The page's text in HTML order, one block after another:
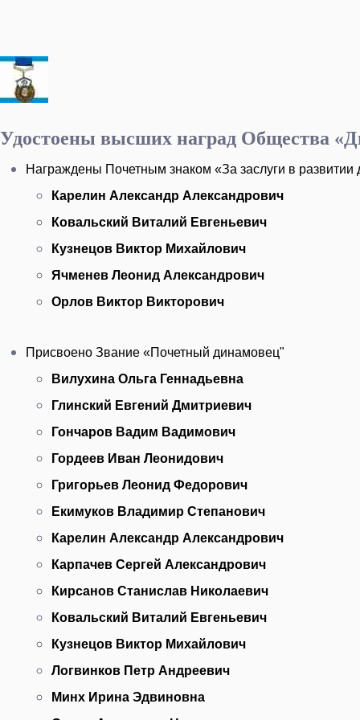
Удостоены высших наград Общества
Награждены Почетным знаком «За заслуги в развитии
Карелин Александр Александрович
Ковальский Виталий Евгеньевич
Кузнецов Виктор Михайлович
Ячменев Леонид Александрович
Орлов Виктор Викторович
Присвоено Звание «Почетный динамовец"
Вилухина Ольга Геннадьевна
Глинский Евгений Дмитриевич
Гончаров Вадим Вадимович
Гордеев Иван Леонидович
Григорьев Леонид Федорович
Екимуков Владимир Степанович
Карелин Александр Александрович
Карпачев Сергей Александрович
Кирсанов Станислав Николаевич
Ковальский Виталий Евгеньевич
Кузнецов Виктор Михайлович
Логвинков Петр Андреевич
Минх Ирина Эдвиновна